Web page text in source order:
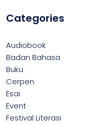
Categories
Audiobook
Badan Bahasa
Buku
Cerpen
Esai
Event
Festival Literasi